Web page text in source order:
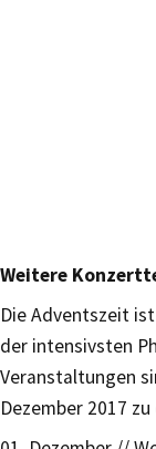
Weitere
Die Adventszeit
der intensivsten
Veranstaltungen
Dezember 2017